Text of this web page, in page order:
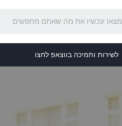
לשירות ותמיכה בווצאפ לחצו